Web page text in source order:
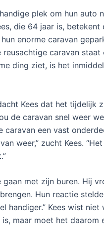
plek om hun auto
die 64 jaar is,
enorme caravan
caravan
ding ziet, is het
Kees dat het tijdelijk
de caravan snel weer
caravan een vast
weer,” zucht Kees.
gaan met zijn buren. Hij
Hun reactie
handiger.” Kees wist
maar moet het daarom